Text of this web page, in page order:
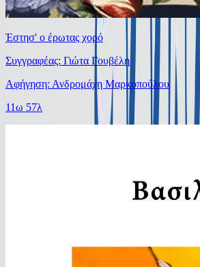
Έστησ' ο έρωτας χορό
Συγγραφέας: Γιώτα Γουβέλη
Αφήγηση: Ανδρομάχη Μαρκοπούλου
11ω 57λ